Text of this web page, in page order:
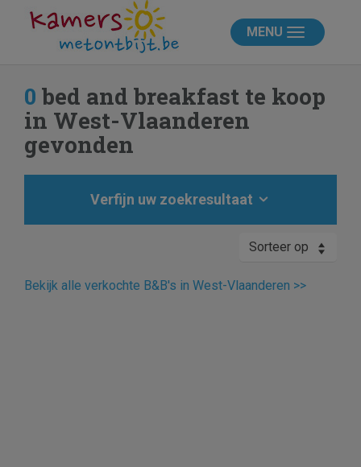
MENU
0 bed and breakfast te koop
in West-Vlaanderen
gevonden
Verfijn uw zoekresultaat
Sorteer op
Bekijk alle verkochte B&B's in West-Vlaanderen >>